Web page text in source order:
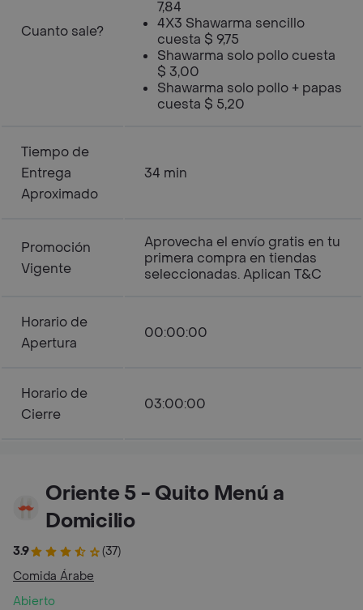
Cuanto sale?
7,84
4X3 Shawarma sencillo
cuesta $ 9,75
Shawarma solo pollo cuesta
$ 3,00
Shawarma solo pollo + papas
cuesta $ 5,20
Tiempo de
Entrega
Aproximado
34 min
Promoción
Vigente
Aprovecha el envío gratis en tu
primera compra en tiendas
seleccionadas. Aplican T&C
Horario de
Apertura
00:00:00
Horario de
Cierre
03:00:00
Oriente 5 - Quito Menú a
Domicilio
3.9
(37)
Comida Árabe
Abierto